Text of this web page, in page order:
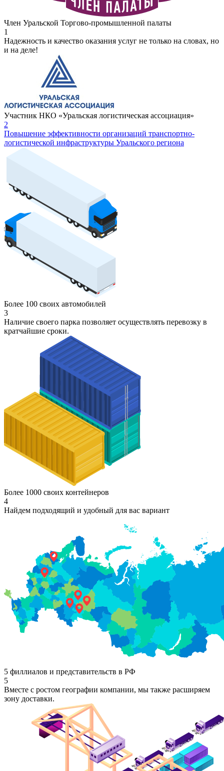
Член Уральской Торгово-промышленной палаты
1
Надежность и качество оказания услуг не только на словах, но
и на деле!
Участник НКО «Уральская логистическая ассоциация»
2
Повышение эффективности организаций транспортно-
логистической инфраструктуры Уральского региона
Более 100 своих автомобилей
3
Наличие своего парка позволяет осуществлять перевозку в
кратчайшие сроки.
Более 1000 своих контейнеров
4
Найдем подходящий и удобный для вас вариант
5 филлиалов и представительств в РФ
5
Вместе с ростом географии компании, мы также расширяем
зону доставки.